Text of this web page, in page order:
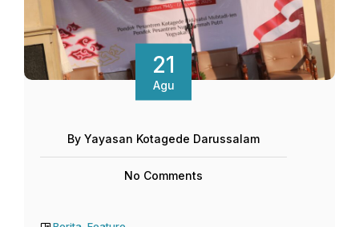
21
Agu
By Yayasan Kotagede Darussalam
No Comments